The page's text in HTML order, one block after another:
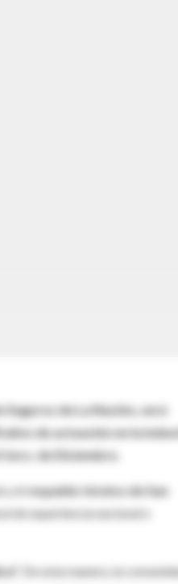
de La Nación, será
de actuación en la
de Diciembre.
el respaldo técnico de San
de experiencia nacional e
De esta manera, la